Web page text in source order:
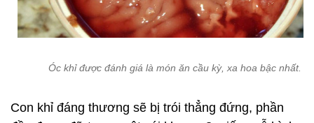
Óc khỉ được đánh giá là món ăn cầu kỳ, xa hoa bậc nhất.
Con khỉ đáng thương sẽ bị trói thẳng đứng, phần